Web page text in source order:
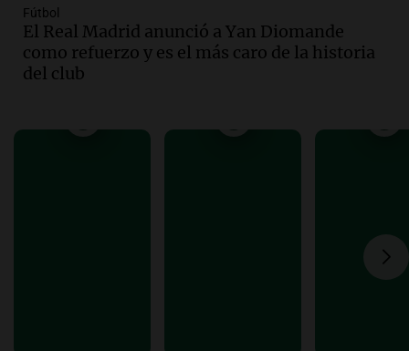
sus expectativas
Ahora país
Episodios
primeros ocho"
Fútbol
El Real Madrid anunció a Yan Diomande
como refuerzo y es el más caro de la historia
del club